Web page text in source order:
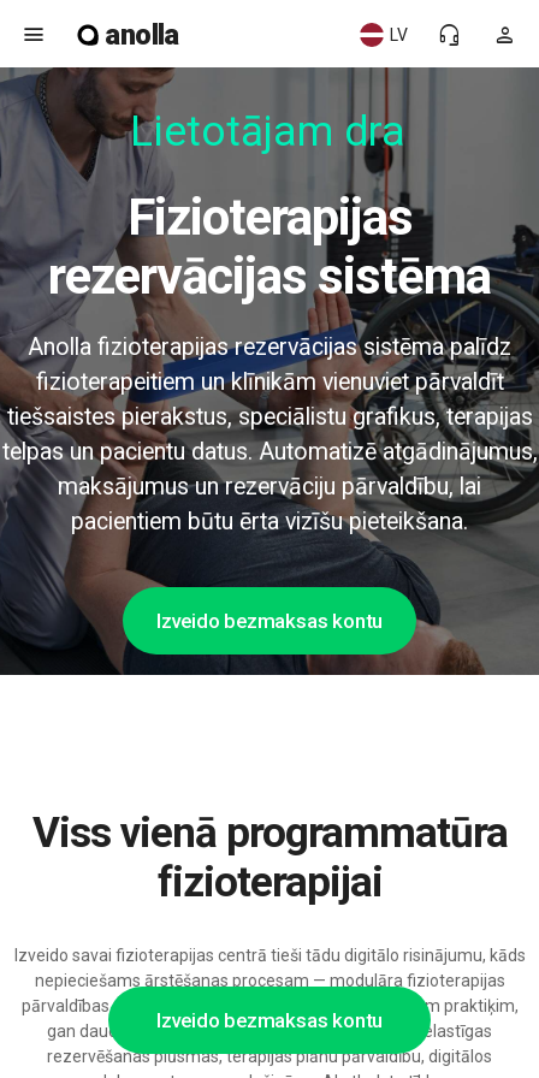
menu anolla person
headset_mic
LV
Lietotājam draud
Fizioterapijas
rezervācijas sistēma
Anolla fizioterapijas rezervācijas sistēma palīdz
fizioterapeitiem un klīnikām vienuviet pārvaldīt
tiešsaistes pierakstus, speciālistu grafikus, terapijas
telpas un pacientu datus. Automatizē atgādinājumus,
maksājumus un rezervāciju pārvaldību, lai
pacientiem būtu ērta vizīšu pieteikšana.
Izveido bezmaksas kontu
Izveido bezmaksas kontu
Viss vienā programmatūra
fizioterapijai
Izveido savai fizioterapijas centrā tieši tādu digitālo risinājumu, kāds
nepieciešams ārstēšanas procesam — modulāra fizioterapijas
pārvaldības programmatūra pielāgojas gan atsevišķam praktiķim,
gan daudzvietu atveseļošanas klīnikai, piedāvājot elastīgas
rezervēšanas plūsmas, terapijas plānu pārvaldību, digitālos